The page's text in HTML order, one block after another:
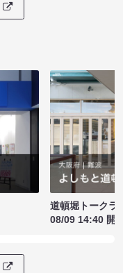
道頓堀トークラ
08/09 14:40 開